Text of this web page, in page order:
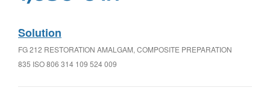
Solution
FG 212 RESTORATION AMALGAM, COMPOSITE PREPARATION
835 ISO 806 314 109 524 009